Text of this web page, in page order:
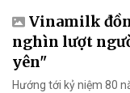
Vinamilk
nghìn lượt
yên"
Hướng tới kỷ niệm 80